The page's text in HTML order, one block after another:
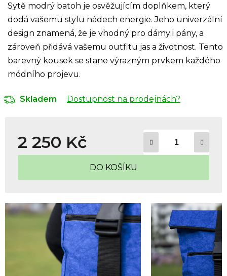
Sytě modrý batoh je osvěžujícím doplňkem, který
dodá vašemu stylu nádech energie. Jeho univerzální
design znamená, že je vhodný pro dámy i pány, a
zároveň přidává vašemu outfitu jas a životnost. Tento
barevný kousek se stane výrazným prvkem každého
módního projevu.
Skladem Dostupnost na prodejnách?
2 250 Kč
Měrná cena:
DO KOŠÍKU